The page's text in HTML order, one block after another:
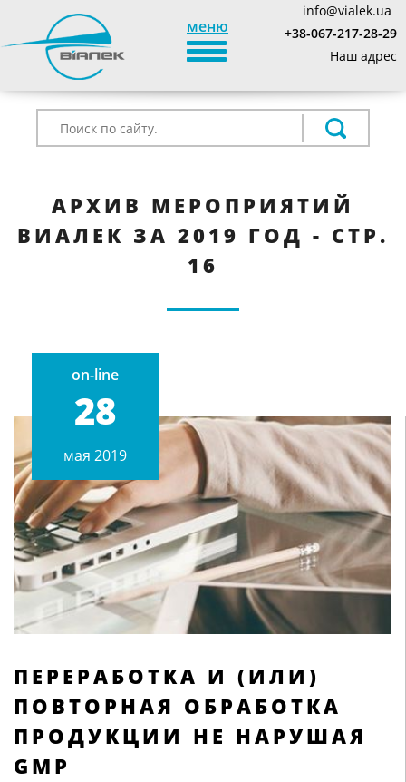
меню
TOGGLE_NAVIGATION
info@vialek.ua
+38-067-217-28-29
Наш адрес
АРХИВ МЕРОПРИЯТИЙ
ВИАЛЕК ЗА 2019 ГОД - СТР.
16
on-line
28
мая 2019
ПЕРЕРАБОТКА И (ИЛИ)
ПОВТОРНАЯ ОБРАБОТКА
ПРОДУКЦИИ НЕ НАРУШАЯ
GMP